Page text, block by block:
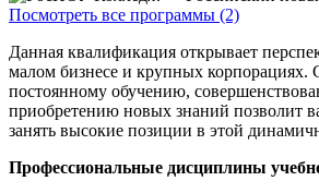
Посмотреть все программы (2)
Данная квалификация открывает
малом бизнесе и крупных корпорациях.
постоянному обучению,
приобретению новых знаний позволит
занять высокие позиции в этой
Профессиональные дисциплины